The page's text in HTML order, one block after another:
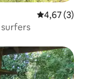
4,67 (3)
surfers